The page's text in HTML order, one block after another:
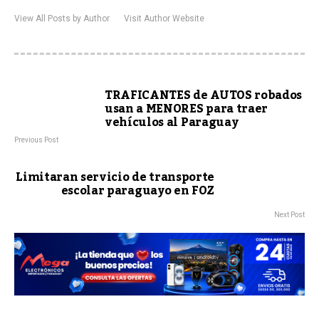
View All Posts by Author Visit Author Website
TRAFICANTES de AUTOS robados
usan a MENORES para traer
vehículos al Paraguay
Previous Post
Limitaran servicio de transporte
escolar paraguayo en FOZ
Next Post